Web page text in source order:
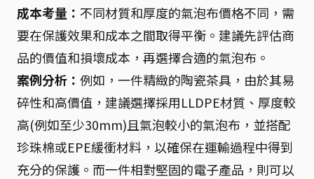
成本考量： 不同材質和厚度的氣泡布價格不同，需
要在保護效果和成本之間取得平衡。建議先評估商
品的價值和損壞成本，再選擇合適的氣泡布。
案例分析： 例如，一件精緻的陶瓷茶具，由於其易
碎性和高價值，建議選擇採用LLDPE材質、厚度較
高(例如至少30mm)且氣泡較小的氣泡布，並搭配
珍珠棉或EPE緩衝材料，以確保在運輸過程中得到
充分的保護。而一件相對堅固的電子產品，則可以